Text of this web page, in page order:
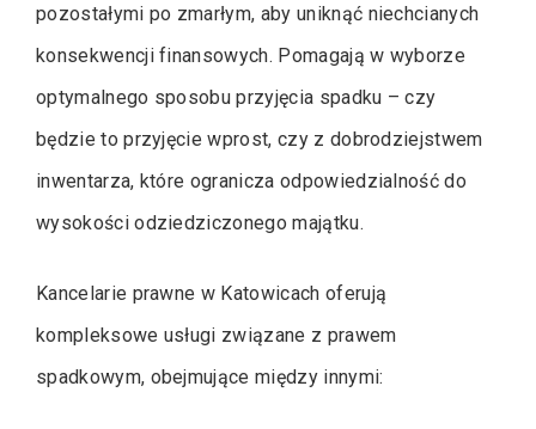
pozostałymi po zmarłym, aby uniknąć niechcianych
konsekwencji finansowych. Pomagają w wyborze
optymalnego sposobu przyjęcia spadku – czy
będzie to przyjęcie wprost, czy z dobrodziejstwem
inwentarza, które ogranicza odpowiedzialność do
wysokości odziedziczonego majątku.
Kancelarie prawne w Katowicach oferują
kompleksowe usługi związane z prawem
spadkowym, obejmujące między innymi: